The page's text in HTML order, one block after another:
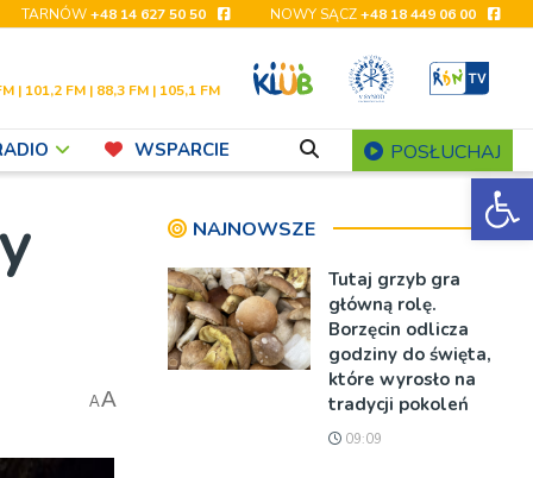
TARNÓW+48 14 627 50 50 NOWY SĄCZ+48 18 449 06 00
| 101,2 FM | 88,3 FM | 105,1 FM
WSPARCIE POSŁUCHAJ
AA
NAJNOWSZE
Tutaj grzyb gra
główną rolę.
Borzęcin odlicza
godziny do święta,
które wyrosło na
tradycji pokoleń
09:09